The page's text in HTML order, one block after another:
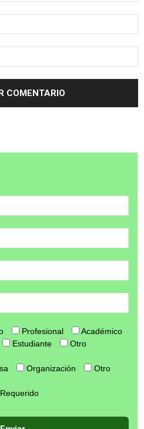
Profesional
Académico
Estudiante Otro
Organización Otro